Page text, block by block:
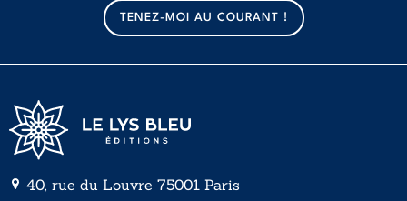
TENEZ-MOI AU COURANT !
40, rue du Louvre 75001 Paris